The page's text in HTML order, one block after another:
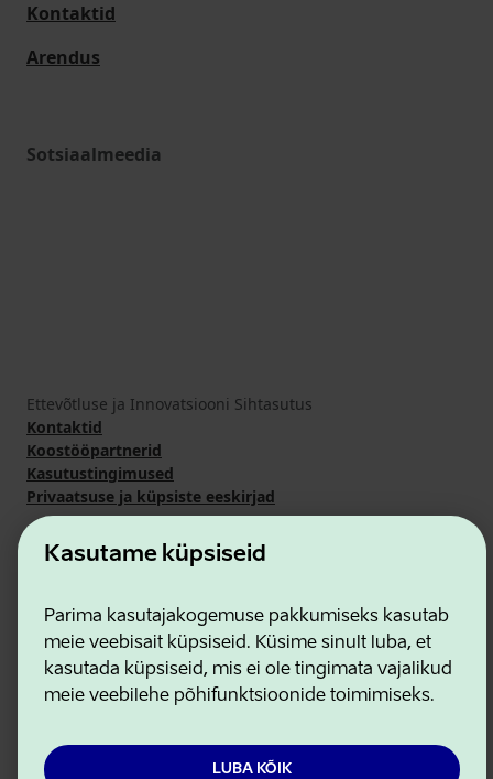
Kasutame küpsiseid
Parima kasutajakogemuse pakkumiseks kasutab
meie veebisait küpsiseid. Küsime sinult luba, et
kasutada küpsiseid, mis ei ole tingimata vajalikud
meie veebilehe põhifunktsioonide toimimiseks.
LUBA KÕIK
Kontaktid
Arendus
Sotsiaalmeedia
Ettevõtluse ja Innovatsiooni Sihtasutus
Kontaktid
Koostööpartnerid
Kasutustingimused
Privaatsuse ja küpsiste eeskirjad